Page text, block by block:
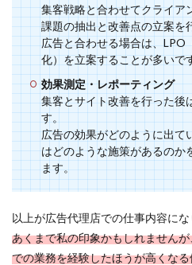
ーに
職、
キャ
リア
アッ
プを
目指
すな
集客戦略と合わせてクライア
課題の抽出と改善点の立案を
広告と合わせる場合は、LPO
化）を立案することが多いで
効果測定・レポーティング
集客とサイト改善を行った後
す。
広告の効果がどのように出て
はどのような施策があるのか
ます。
以上が広告代理店での仕事内容にな
あくまで私の印象かもしれません
での業務を経験したほうが高くな